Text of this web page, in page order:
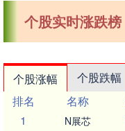
个股实时涨跌榜
个股涨幅 个股跌幅
排名
名称
1
N展芯